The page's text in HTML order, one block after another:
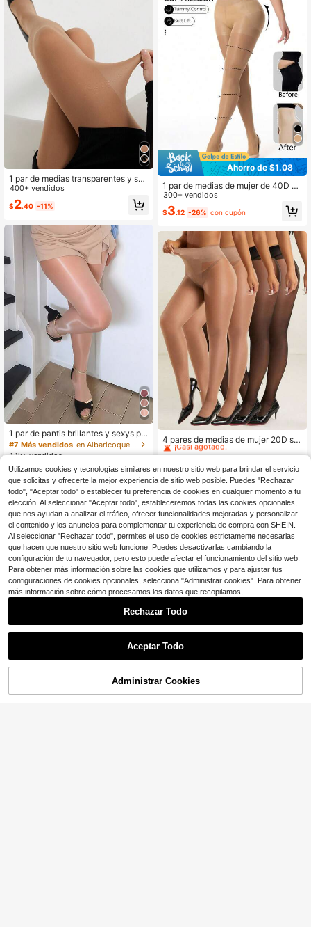
1 par de medias transparentes y sex
ys para mujer, mallas minimalistas y
elegantes, cómodas
400+ vendidos
$2.40 -11%
1 par de pantis brillantes y sexys pa
ra mujer de talla grande
#7 Más vendidos
en Albaricoque Medias de mujer
1.1k+ vendidos
$3.00 -12%
Ahorro de $1.08
1 par de medias de mujer de 40D co
n tono de piel sexy, medias transpar
entes de moda, adelgazantes y có
modas para uso diario y vacaciones
300+ vendidos
$3.12 -26% con cupón
4 pares de medias de mujer 20D se
xys, medias transparentes minimalis
#5 Más vendidos
¡Casi agotado!
#5 Más vendidos
#5 Más vendidos
#5 Más vendidos
¡Casi agotado!
$5.30 -12%
¡14% DE DESCUENTO! AÑADIR A LA BOLSA
Utilizamos cookies y tecnologías similares en nuestro sitio web para brindar el servicio
que solicitas y ofrecerte la mejor experiencia de sitio web posible. Puedes "Rechazar
todo", "Aceptar todo" o establecer tu preferencia de cookies en cualquier momento a tu
elección. Al seleccionar "Aceptar todo", estableceremos todas las cookies opcionales,
que nos ayudan a analizar el tráfico, ofrecer funcionalidades mejoradas y personalizar
el contenido y los anuncios para complementar tu experiencia de compra con SHEIN.
Al seleccionar "Rechazar todo", permites el uso de cookies estrictamente necesarias
que hacen que nuestro sitio web funcione. Puedes desactivarlas cambiando la
configuración de tu navegador, pero esto puede afectar el funcionamiento del sitio web.
Para obtener más información sobre las cookies que utilizamos y para ajustar tus
configuraciones de cookies opcionales, selecciona "Administrar cookies". Para obtener
más información sobre cómo procesamos los datos que recopilamos,
Rechazar Todo
Aceptar Todo
Administrar Cookies